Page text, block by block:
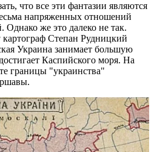
что все эти фантазии являются
напряженных отношений
же это далеко не так.
Степан Рудницкий
Украина занимает большую
Каспийского моря. На
границы "украинства"